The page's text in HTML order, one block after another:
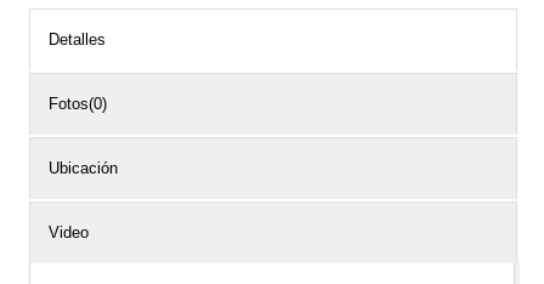
Detalles
Fotos(0)
Ubicación
Video